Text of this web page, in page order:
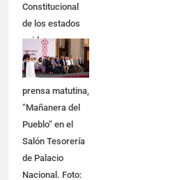
Constitucional
de los estados
unidos
Mexicanos en
Conferencia de
prensa matutina,
“Mañanera del
Pueblo” en el
Salón Tesorería
de Palacio
Nacional. Foto: